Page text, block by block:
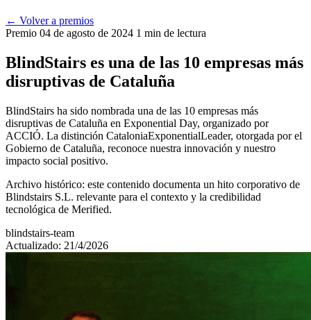
← Volver a premios
Premio 04 de agosto de 2024 1 min de lectura
BlindStairs es una de las 10 empresas más
disruptivas de Cataluña
BlindStairs ha sido nombrada una de las 10 empresas más
disruptivas de Cataluña en Exponential Day, organizado por
ACCIÓ. La distinción CataloniaExponentialLeader, otorgada por el
Gobierno de Cataluña, reconoce nuestra innovación y nuestro
impacto social positivo.
Archivo histórico: este contenido documenta un hito corporativo de
Blindstairs S.L. relevante para el contexto y la credibilidad
tecnológica de Merified.
blindstairs-team
Actualizado: 21/4/2026